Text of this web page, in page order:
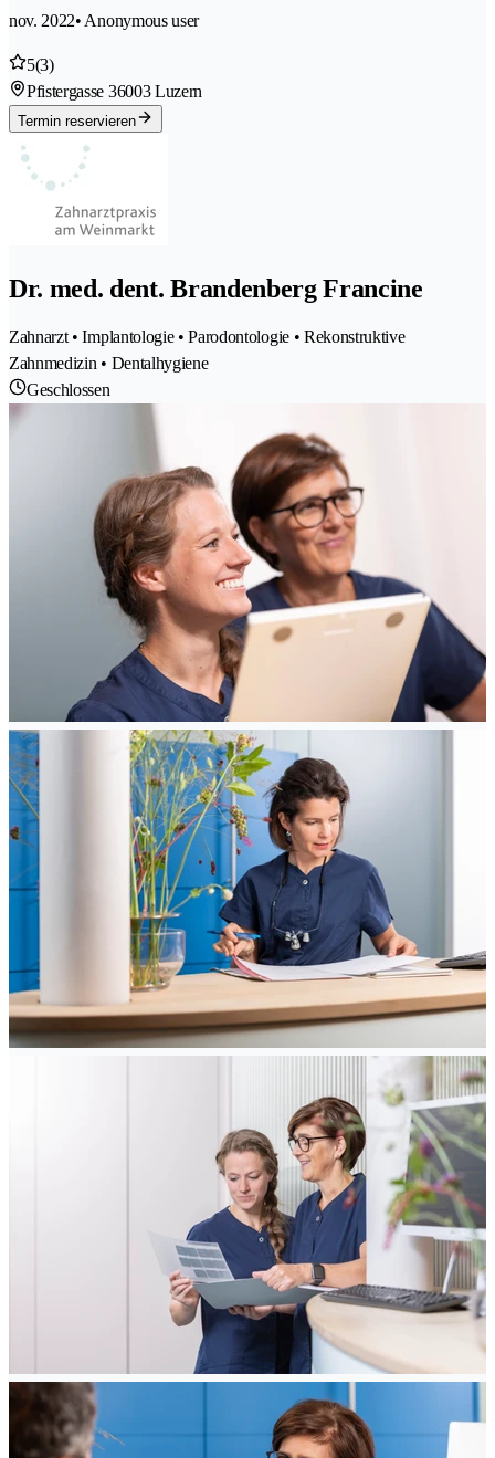
nov. 2022• Anonymous user
5(3)
Pfistergasse 36003 Luzern
Termin reservieren
Dr. med. dent. Brandenberg Francine
Zahnarzt • Implantologie • Parodontologie • Rekonstruktive
Zahnmedizin • Dentalhygiene
Geschlossen